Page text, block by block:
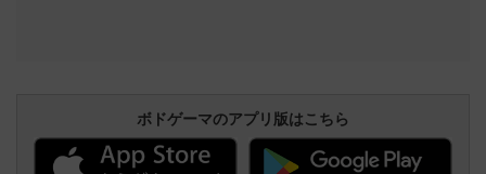
ボドゲーマのアプリ版はこちら